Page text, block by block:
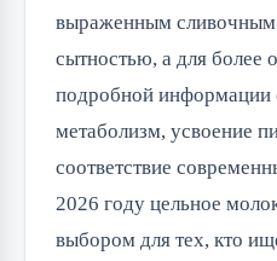
выраженным
сытностью, а для
подробной информации
метаболизм, усвоение
соответствие
2026 году цельное
выбором для тех, кто